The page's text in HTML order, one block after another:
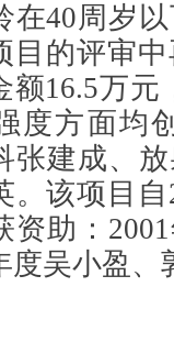
在40周岁
目的评审
额16.5万
度方面均
张建成、
。该项目
资助：
度吴小盈